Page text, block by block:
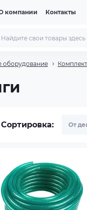
компании Контакты
оборудование
Сортировка: